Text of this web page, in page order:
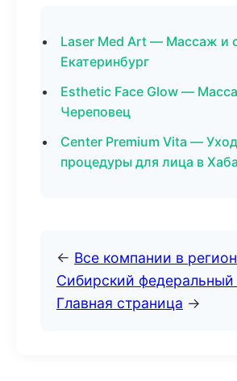
Laser Med Art — Массаж и
Екатеринбург
Esthetic Face Glow —
Череповец
Center Premium Vita —
процедуры для лица в
← Все компании в
Сибирский федеральный
Главная страница →